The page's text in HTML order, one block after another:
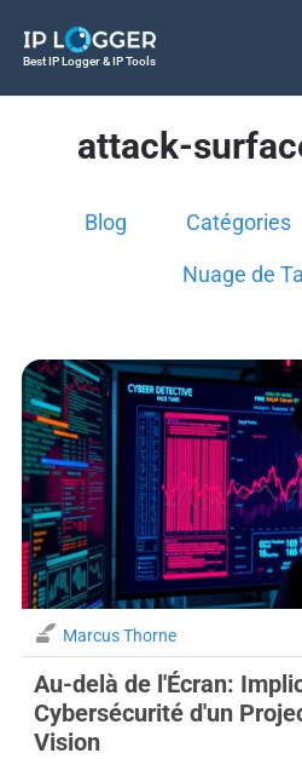
Best IP Logger & IP Tools
attack-
Blog Catégories
Nuage de
Marcus Thorne
Au-delà de l'Écran:
Cybersécurité d'un
Vision